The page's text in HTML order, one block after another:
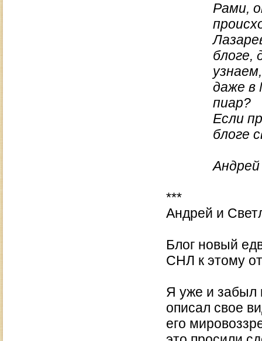
Рами,
блоге,
даже в
пиар?
Если
блоге
***
Андрей и
Блог новый
СНЛ к этому
Я уже и забыл
описал свое
его